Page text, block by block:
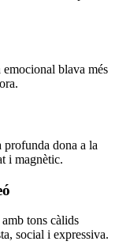
blava més
profunda dona a la
i magnètic.
tons càlids
social i expressiva.